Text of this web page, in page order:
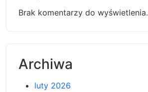
Brak komentarzy do wyświetlenia.
Archiwa
luty 2026